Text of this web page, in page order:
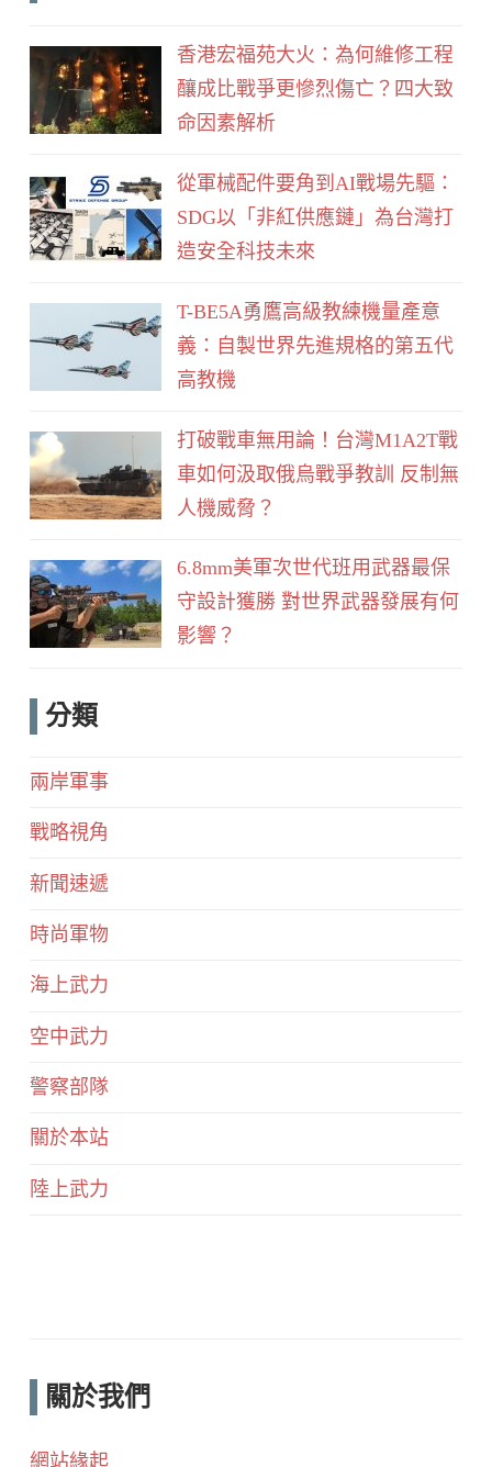
o
k
香港宏福苑大火：為何維修工程
釀成比戰爭更慘烈傷亡？四大致
命因素解析
從軍械配件要角到AI戰場先驅：
SDG以「非紅供應鏈」為台灣打
造安全科技未來
T-BE5A勇鷹高級教練機量產意
義：自製世界先進規格的第五代
高教機
打破戰車無用論！台灣M1A2T戰
車如何汲取俄烏戰爭教訓 反制無
人機威脅？
6.8mm美軍次世代班用武器最保
守設計獲勝 對世界武器發展有何
影響？
分類
兩岸軍事
戰略視角
新聞速遞
時尚軍物
海上武力
空中武力
警察部隊
關於本站
陸上武力
關於我們
網站緣起